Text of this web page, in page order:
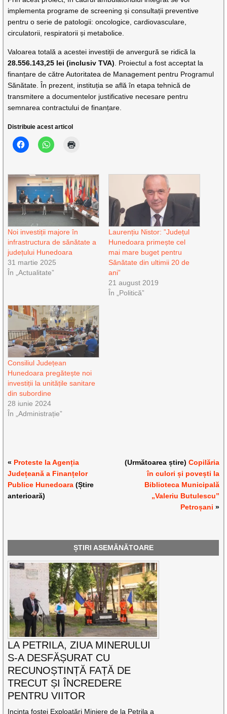
implementa programe de screening și consultații preventive
pentru o serie de patologii: oncologice, cardiovasculare,
circulatorii, respiratorii și metabolice.
Valoarea totală a acestei investiții de anvergură se ridică la
28.556.143,25 lei (inclusiv TVA). Proiectul a fost acceptat la
finanțare de către Autoritatea de Management pentru Programul
Sănătate. În prezent, instituția se află în etapa tehnică de
transmitere a documentelor justificative necesare pentru
semnarea contractului de finanțare.
Distribuie acest articol
Noi investiții majore în
infrastructura de sănătate a
județului Hunedoara
31 martie 2025
În „Actualitate”
Laurențiu Nistor: ”Județul
Hunedoara primește cel
mai mare buget pentru
Sănătate din ultimii 20 de
ani”
21 august 2019
În „Politică”
Consiliul Județean
Hunedoara pregătește noi
investiții la unitățile sanitare
din subordine
28 iunie 2024
În „Administrație”
« Proteste la Agenția
Județeană a Finanțelor
Publice Hunedoara (Știre
anterioară)
(Următoarea știre) Copilăria
în culori și povești la
Biblioteca Municipală
„Valeriu Butulescu”
Petroșani »
ȘTIRI ASEMĂNĂTOARE
LA PETRILA, ZIUA MINERULUI
S-A DESFĂȘURAT CU
RECUNOȘTINȚĂ FAȚĂ DE
TRECUT ȘI ÎNCREDERE
PENTRU VIITOR
Incinta fostei Exploatări Miniere de la Petrila a